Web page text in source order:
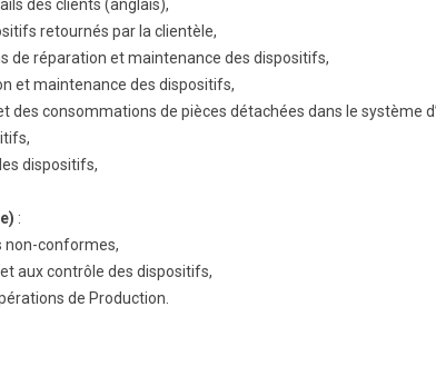
des clients (anglais),
retournés par la clientèle,
de réparation et maintenance des dispositifs,
et maintenance des dispositifs,
des consommations de pièces détachées dans le système
dispositifs,
:
non-conformes,
aux contrôle des dispositifs,
de Production.